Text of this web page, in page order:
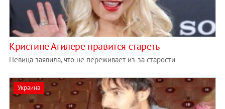
Кристине Агилере нравится стареть
Певица заявила, что не переживает из-за старости
Украина